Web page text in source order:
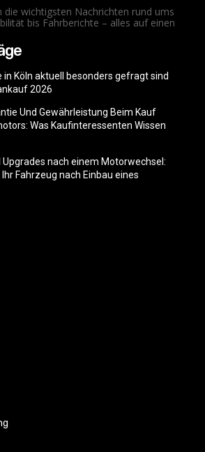
die wichtigsten Nachrichten rund ums
bis Fahrberichte – alles auf einen
in Köln aktuell besonders gefragt sind
2026
Und Gewährleistung Beim Kauf
Was Kaufinteressenten Wissen
nach einem Motorwechsel:
Fahrzeug nach Einbau eines